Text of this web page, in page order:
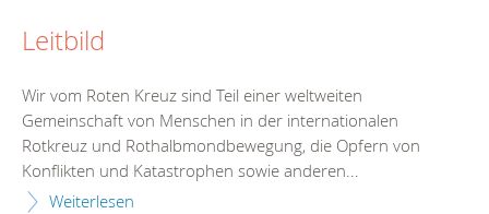
Leitbild
Wir vom Roten Kreuz sind Teil einer weltweiten
Gemeinschaft von Menschen in der internationalen
Rotkreuz und Rothalbmondbewegung, die Opfern von
Konflikten und Katastrophen sowie anderen...
Weiterlesen